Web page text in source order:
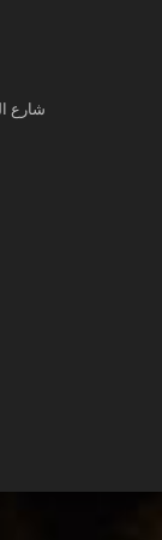
شارع